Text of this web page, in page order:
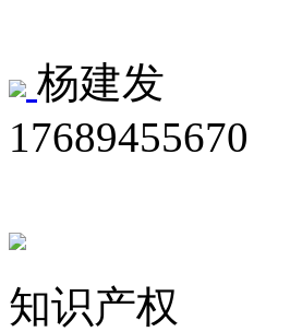
杨建发
17689455670
知识产权